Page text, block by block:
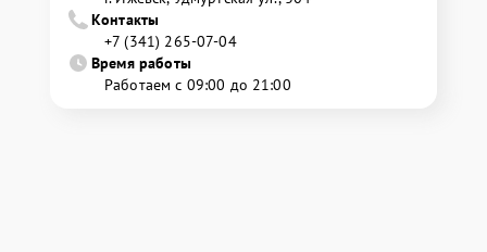
Контакты
+7 (341) 265-07-04
Время работы
Работаем с 09:00 до 21:00